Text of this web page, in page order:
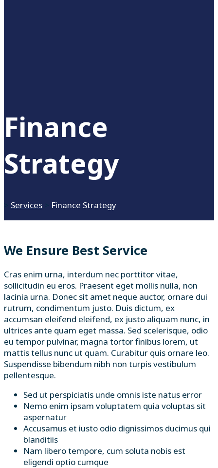
Finance
Strategy
Services Finance Strategy
We Ensure Best Service
Cras enim urna, interdum nec porttitor vitae,
sollicitudin eu eros. Praesent eget mollis nulla, non
lacinia urna. Donec sit amet neque auctor, ornare dui
rutrum, condimentum justo. Duis dictum, ex
accumsan eleifend eleifend, ex justo aliquam nunc, in
ultrices ante quam eget massa. Sed scelerisque, odio
eu tempor pulvinar, magna tortor finibus lorem, ut
mattis tellus nunc ut quam. Curabitur quis ornare leo.
Suspendisse bibendum nibh non turpis vestibulum
pellentesque.
Sed ut perspiciatis unde omnis iste natus error
Nemo enim ipsam voluptatem quia voluptas sit
aspernatur
Accusamus et iusto odio dignissimos ducimus qui
blanditiis
Nam libero tempore, cum soluta nobis est
eligendi optio cumque